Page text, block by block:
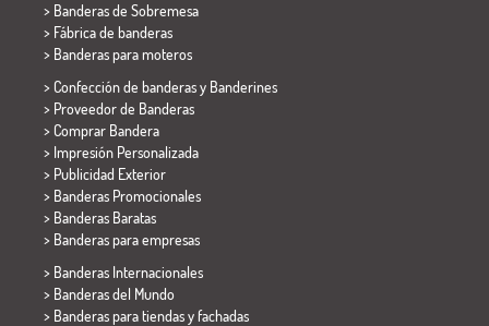
> Banderas de Sobremesa
> Fábrica de banderas
> Banderas para moteros
> Confección de banderas y Banderines
> Proveedor de Banderas
> Comprar Bandera
> Impresión Personalizada
> Publicidad Exterior
> Banderas Promocionales
> Banderas Baratas
> Banderas para empresas
> Banderas Internacionales
> Banderas del Mundo
> Banderas para tiendas y fachadas